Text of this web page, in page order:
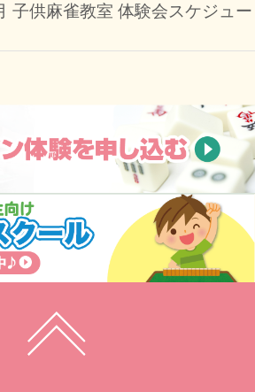
子供麻雀教室 体験会スケジュー